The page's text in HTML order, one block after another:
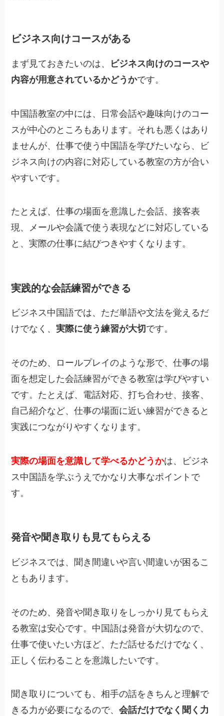
ビジネス向けコースがある
まず見ておきたいのは、
ビジネス向けのコースや
内容が用意されているかどうかです。
中国語教室の中には、日常会話や趣味向けのコー
スが中心のところもあります。それも悪くはあり
ませんが、仕事で使う中国語を学びたいなら、ビ
ジネス向けの内容に対応している教室の方が合い
やすいです。
たとえば、仕事の場面を意識した会話、接客表
現、メールや会議で使う表現などに対応している
と、実際の仕事に結びつきやすくなります。
実践的な会話練習ができる
ビジネス中国語では、ただ単語や文法を覚えるだ
けでなく、実際に使う練習が大切 です。
そのため、ロールプレイのような形で、仕事の場
面を想定した会話練習ができる教室は学びやすい
です。たとえば、電話対応、打ち合わせ、接客、
自己紹介など、仕事の場面に近い練習ができると
実践につながりやすくなります。
実際の場面を意識して学べるかどうかは、ビジネ
ス中国語を学ぶうえでかなり大事なポイントで
す。
発音や聞き取りも見てもらえる
ビジネスでは、聞き間違いや言い間違いが困るこ
ともあります。
そのため、発音や聞き取りをしっかり見てもらえ
る教室は安心です。中国語は発音が大切なので、
仕事で使いたい方ほど、ただ話せるだけでなく、
正しく伝わることを意識したいです。
聞き取りについても、相手の話をきちんと理解で
きる力が必要になるので、会話だけでなく聞く力